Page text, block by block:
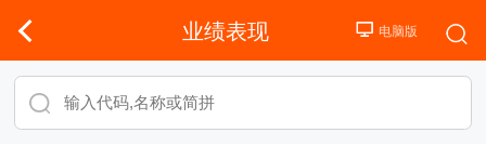
业绩表现